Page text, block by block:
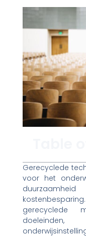
Gerecyclede
voor het
gerecyclede